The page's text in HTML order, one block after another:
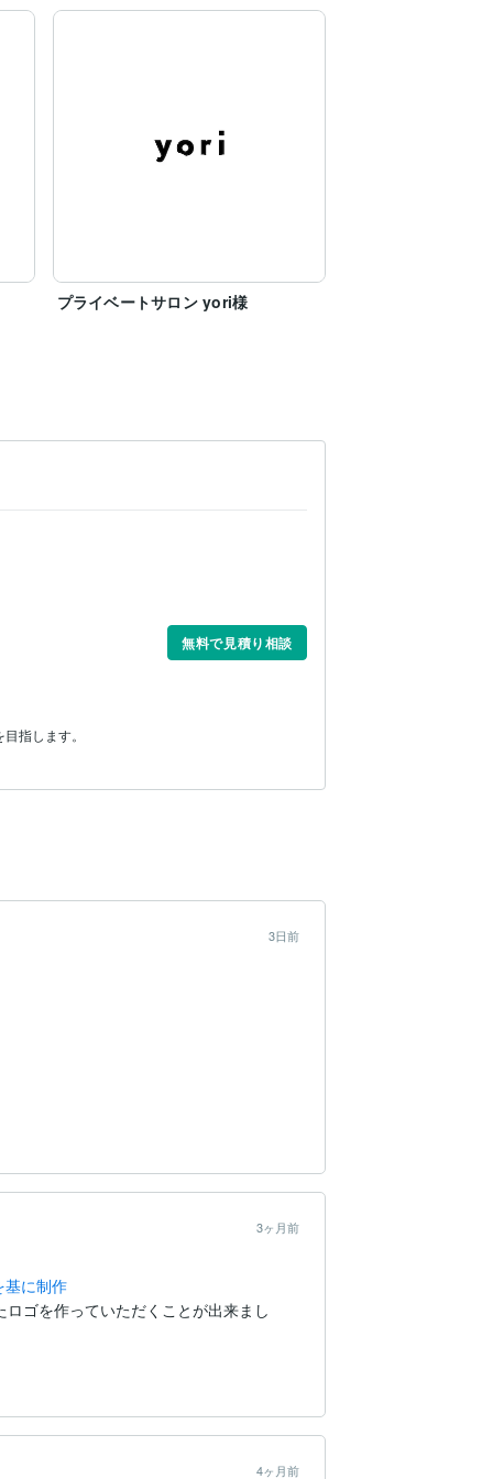
プライベートサロン yori様
無料で見積り相談
3日前
3ヶ月前
基に制作
ゴを作っていただくことが出来まし
4ヶ月前